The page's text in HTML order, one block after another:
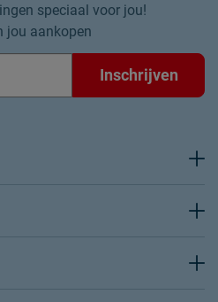
speciaal voor jou!
jou aankopen
Inschrijven